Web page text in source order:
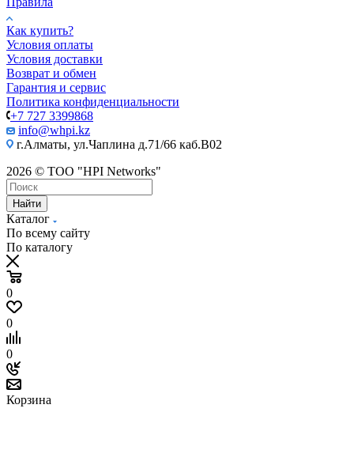
Как купить?
Условия оплаты
Условия доставки
Возврат и обмен
Гарантия и сервис
Политика конфиденциальности
+7 727 3399868
info@whpi.kz
г.Алматы, ул.Чаплина д.71/66 каб.B02
2026 © ТОО "HPI Networks"
Найти
Каталог
По всему сайту
По каталогу
0
0
0
Корзина